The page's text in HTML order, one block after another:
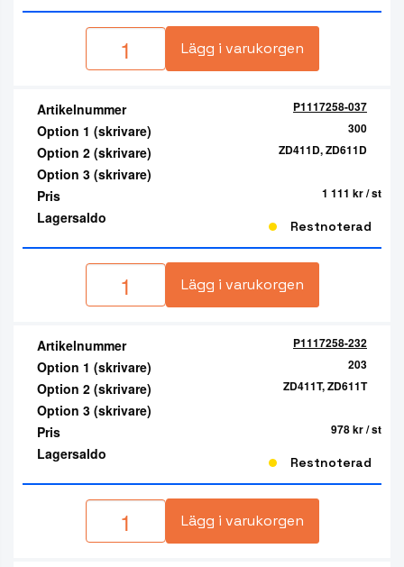
Lägg i varukorgen
Artikelnummer P1117258-037
Option 1 (skrivare) 300
Option 2 (skrivare) ZD411D, ZD611D
Option 3 (skrivare)
Pris
1 111 kr/ st
Lagersaldo Restnoterad
Lägg i varukorgen
Artikelnummer P1117258-232
Option 1 (skrivare) 203
Option 2 (skrivare) ZD411T, ZD611T
Option 3 (skrivare)
Pris
978 kr/ st
Lagersaldo Restnoterad
Lägg i varukorgen